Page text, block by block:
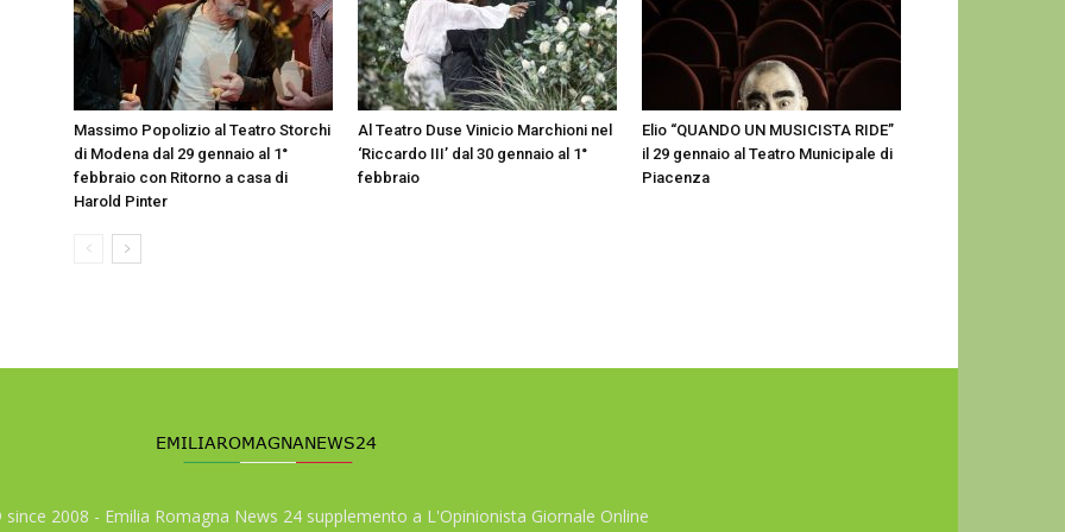
Massimo Popolizio al Teatro Storchi
di Modena dal 29 gennaio al 1°
febbraio con Ritorno a casa di
Harold Pinter
Al Teatro Duse Vinicio Marchioni nel
‘Riccardo III’ dal 30 gennaio al 1°
febbraio
Elio “QUANDO UN MUSICISTA RIDE”
il 29 gennaio al Teatro Municipale di
Piacenza
2008 - Emilia Romagna News 24 supplemento a L'Opinionista Giornale Online